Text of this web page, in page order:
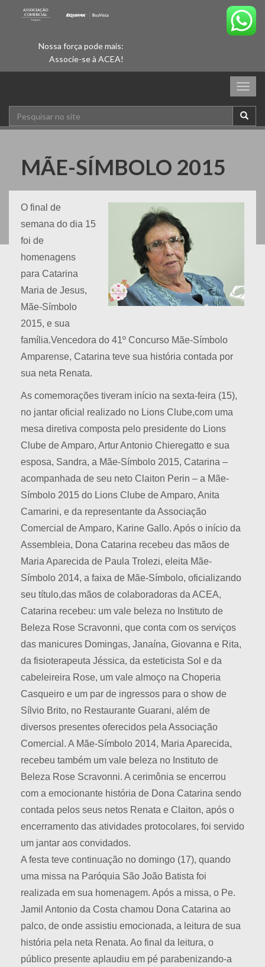
Nossa força pode mais:
Associe-se à ACEA!
MÃE-SÍMBOLO 2015
O final de
semana do dia 15
foi de
homenagens
para Catarina
Maria de Jesus,
Mãe-Símbolo
2015, e sua
família.Vencedora do 41º Concurso Mãe-Símbolo
Amparense, Catarina teve sua história contada por
sua neta Renata.
As comemorações tiveram início na sexta-feira (15),
no jantar oficial realizado no Lions Clube,com uma
mesa diretiva composta pelo presidente do Lions
Clube de Amparo, Artur Antonio Chieregatto e sua
esposa, Sandra, a Mãe-Símbolo 2015, Catarina –
acompanhada de seu neto Claiton Perin – a Mãe-
Símbolo 2015 do Lions Clube de Amparo, Anita
Camarini, e da representante da Associação
Comercial de Amparo, Karine Gallo. Após o início da
Assembleia, Dona Catarina recebeu das mãos de
Maria Aparecida de Paula Trolezi, eleita Mãe-
Símbolo 2014, a faixa de Mãe-Símbolo, oficializando
seu título,das mãos de colaboradoras da ACEA,
Catarina recebeu: um vale beleza no Instituto de
Beleza Rose Scravonni, que conta com os serviços
das manicures Domingas, Janaína, Giovanna e Rita,
da fisioterapeuta Jéssica, da esteticista Sol e da
cabeleireira Rose, um vale almoço na Choperia
Casqueiro e um par de ingressos para o show de
Sílvio Brito, no Restaurante Guarani, além de
diversos presentes oferecidos pela Associação
Comercial. A Mãe-Símbolo 2014, Maria Aparecida,
recebeu também um vale beleza no Instituto de
Beleza Rose Scravonni. A cerimônia se encerrou
com a emocionante história de Dona Catarina sendo
contada pelos seus netos Renata e Claiton, após o
encerramento das atividades protocolares, foi servido
um jantar aos convidados.
A festa teve continuação no domingo (17), quando
uma missa na Paróquia São João Batista foi
realizada em sua homenagem. Após a missa, o Pe.
Jamil Antonio da Costa chamou Dona Catarina ao
palco, de onde assistiu emocionada, a leitura de sua
história pela neta Renata. Ao final da leitura, o
público presente aplaudiu em pé parabenizando-a